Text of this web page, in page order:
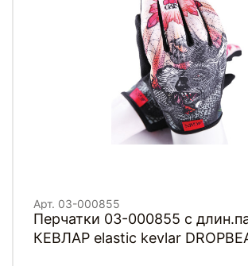
Арт. 03-000855
Перчатки 03-000855 с
КЕВЛАР elastic kevlar